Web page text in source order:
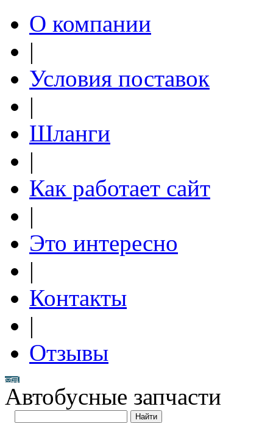
О компании
|
Условия поставок
|
Шланги
|
Как работает сайт
|
Это интересно
|
Контакты
|
Отзывы
Автобусные запчасти